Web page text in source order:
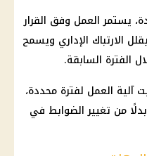
يستمر العمل وفق القرار
982 لسنة 2026، بما يقلل الارتباك الإداري ويسمح
الفترة السابقة.
العمل لفترة محددة،
من تغيير الضوابط في